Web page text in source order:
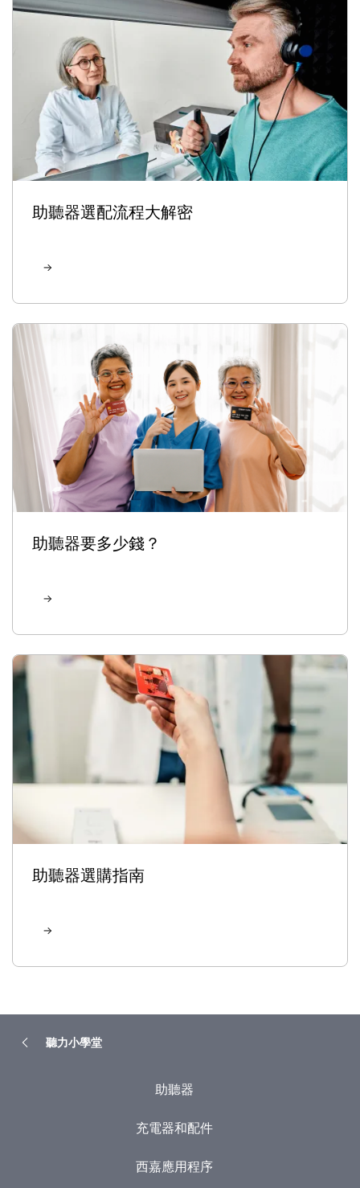
助聽器選配流程大解密
助聽器要多少錢？
助聽器選購指南
聽力小學堂
助聽器
充電器和配件
西嘉應用程序